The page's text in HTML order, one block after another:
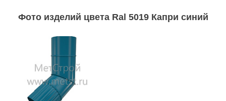
Фото изделий цвета Ral 5019 Капри синий